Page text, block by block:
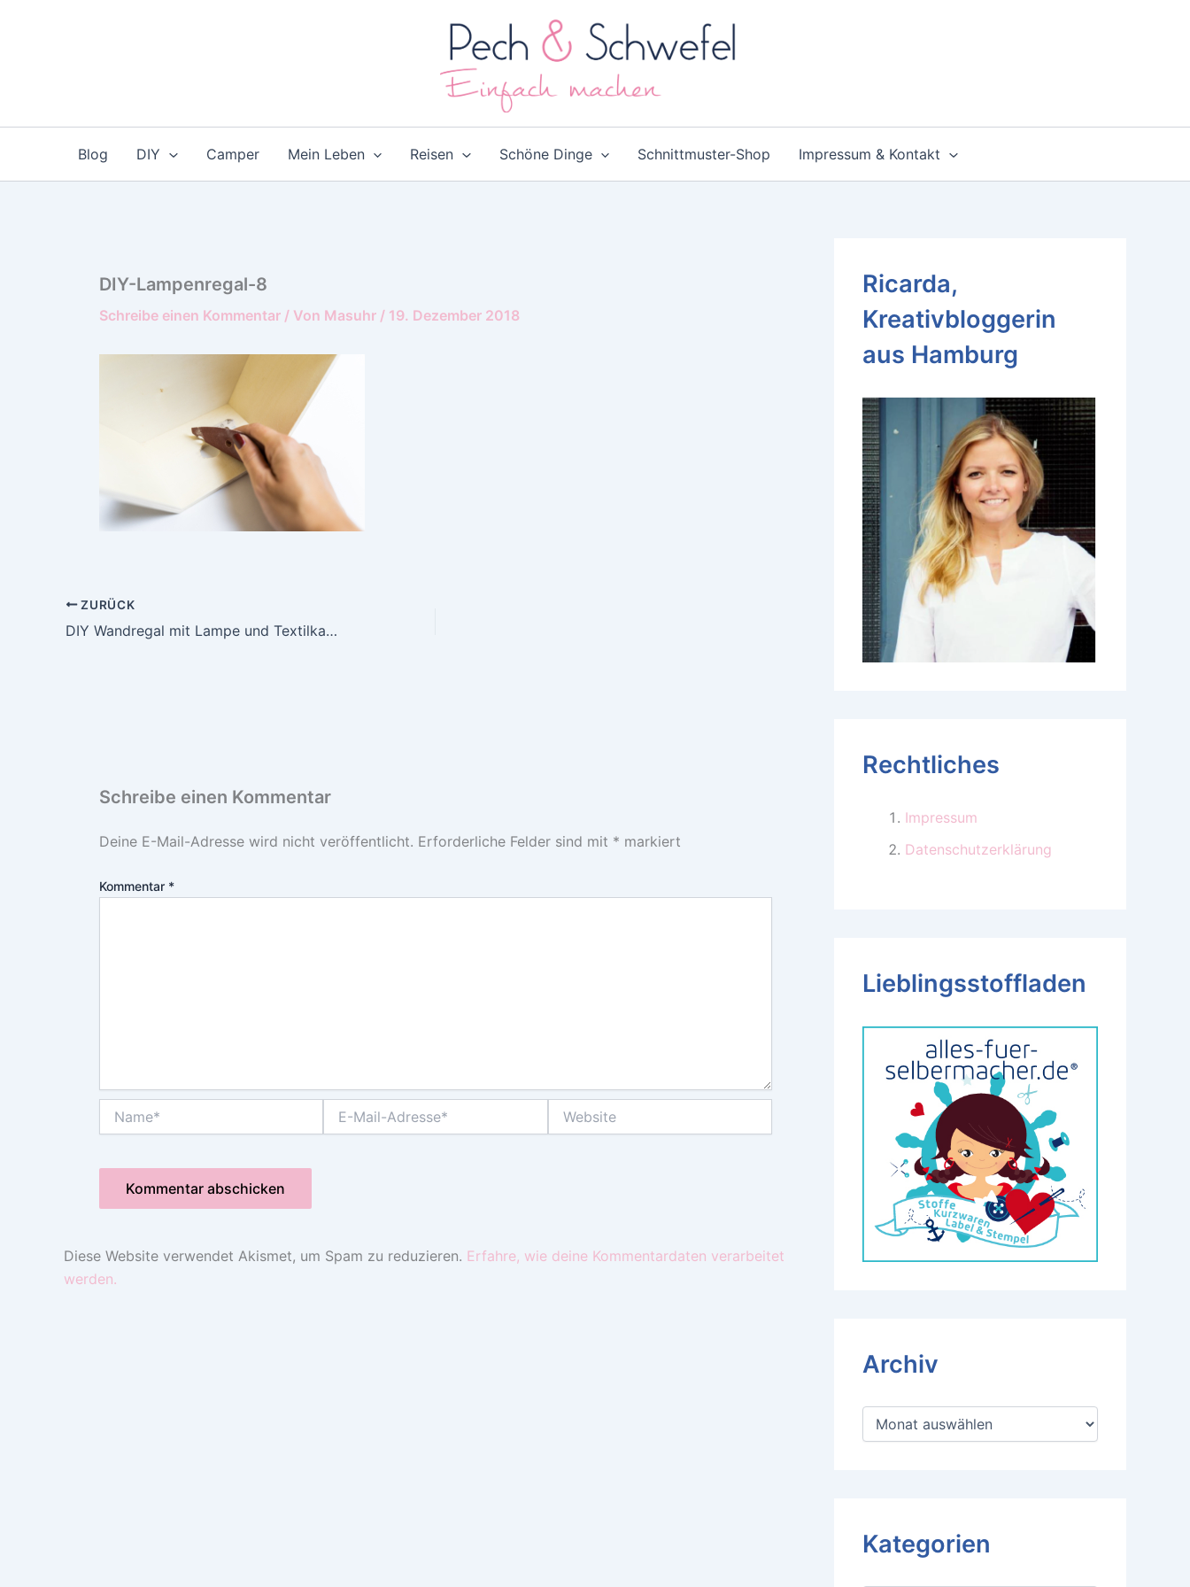
Blog DIY Camper Mein Leben Reisen Schöne Dinge Schnittmuster-Shop Impressum & Kontakt
DIY-Lampenregal-8
Schreibe einen Kommentar / Von Masuhr / 19. Dezember 2018
ZURÜCK
DIY Wandregal mit Lampe und Textilkabel
Schreibe einen Kommentar
Deine E-Mail-Adresse wird nicht veröffentlicht. Erforderliche Felder sind mit * markiert
Kommentar *
Mail-
Diese Website verwendet Akismet, um Spam zu reduzieren. Erfahre, wie deine Kommentardaten verarbeitet
werden.
Ricarda,
Kreativbloggerin
aus Hamburg
Rechtliches
Impressum
Datenschutzerklärung
Lieblingsstoffladen
Archiv
A
Kategorien